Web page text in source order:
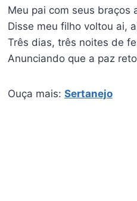
Meu pai com seus braços
Disse meu filho voltou ai,
Três dias, três noites de
Anunciando que a paz
Ouça mais: Sertanejo